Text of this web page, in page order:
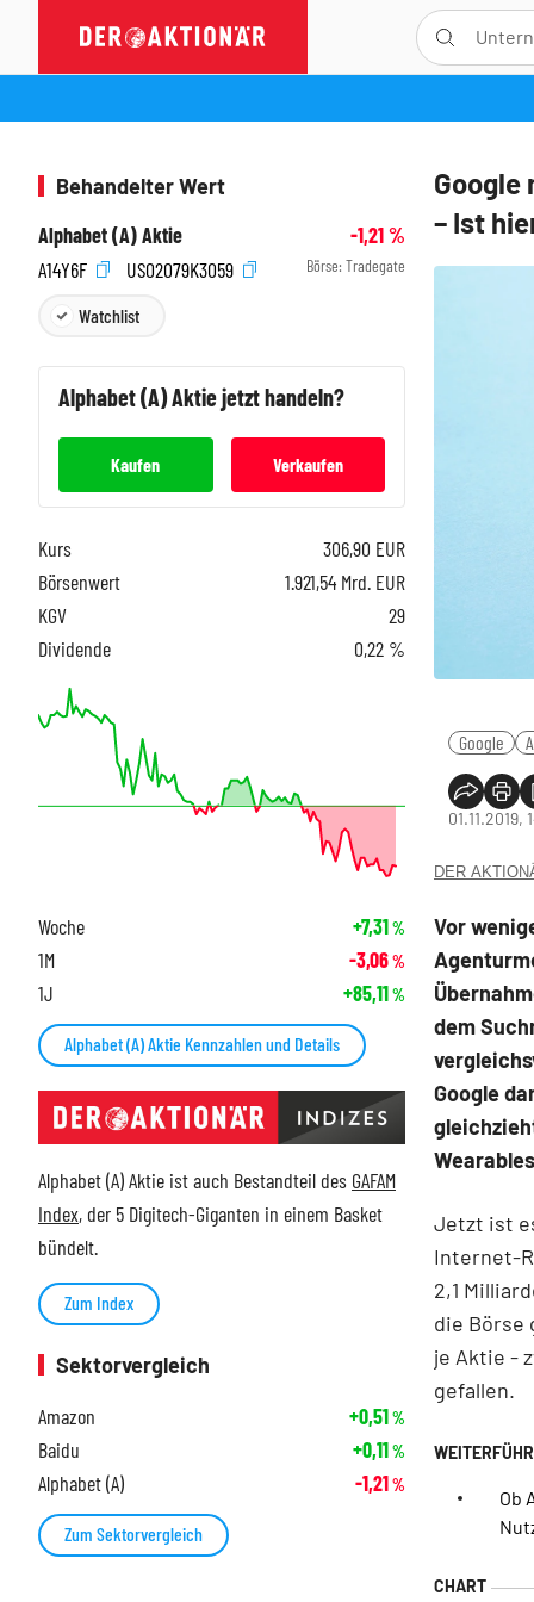
– Ist
Google
01.11.2019,
DER
Vor
dem
Google
Jetzt ist
Internet-
2,1
die Börse
je Aktie -
gefallen.
Ob
Behandelter Wert
Alphabet (A) Aktie
-1,21%
A14Y6F
US02079K3059 Börse: Tradegate
Watchlist
Alphabet (A)Aktie jetzt handeln?
Kaufen Verkaufen
Kurs 306,90 EUR
Börsenwert
1.921,54 Mrd. EUR
KGV
29
Dividende
0,22 %
Woche +7,31%
1M -3,06%
1J +85,11%
Alphabet (A) Aktie Kennzahlen und Details
Alphabet (A) Aktie ist auch Bestandteil des GAFAM
Index, der 5 Digitech-Giganten in einem Basket
bündelt.
Zum Index
Sektorvergleich
Amazon
+0,51%
Baidu +0,11%
Alphabet (A) -1,21%
Zum Sektorvergleich